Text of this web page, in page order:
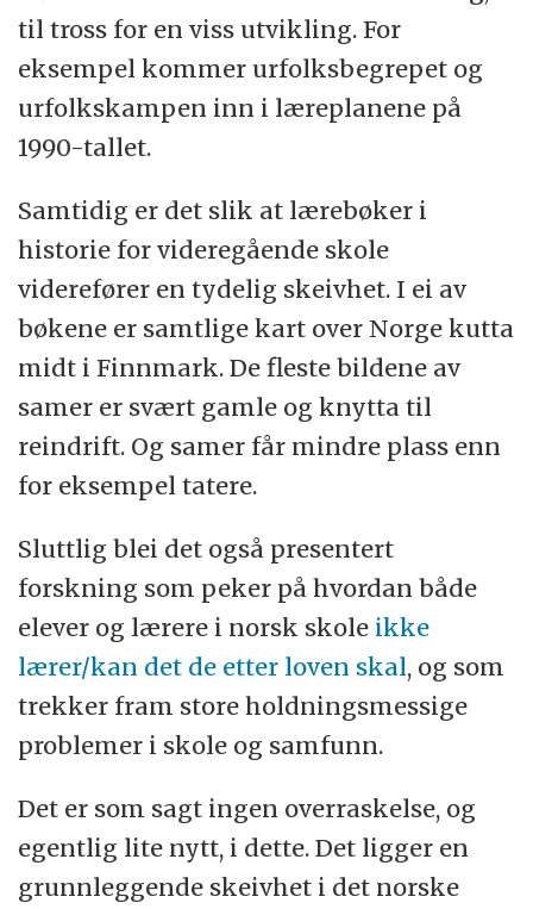
til tross for en viss utvikling. For
eksempel kommer urfolksbegrepet og
urfolkskampen inn i læreplanene på
1990-tallet.
Samtidig er det slik at lærebøker i
historie for videregående skole
viderefører en tydelig skeivhet. I ei av
bøkene er samtlige kart over Norge kutta
midt i Finnmark. De fleste bildene av
samer er svært gamle og knytta til
reindrift. Og samer får mindre plass enn
for eksempel tatere.
Sluttlig blei det også presentert
forskning som peker på hvordan både
elever og lærere i norsk skole ikke
lærer/kan det de etter loven skal, og som
trekker fram store holdningsmessige
problemer i skole og samfunn.
Det er som sagt ingen overraskelse, og
egentlig lite nytt, i dette. Det ligger en
grunnleggende skeivhet i det norske